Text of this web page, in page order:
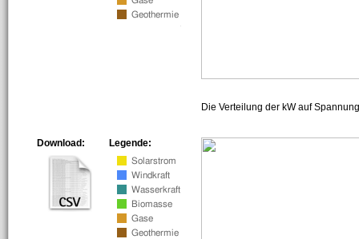
Die Verteilung der kW auf
Legende:
Download: